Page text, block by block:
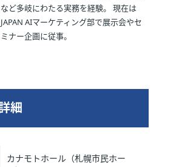
など多岐にわたる実務を経験。 現在は
JAPAN AIマーケティング部で展示会やセ
ミナー企画に従事。
細
カナモトホール（札幌市民ホー